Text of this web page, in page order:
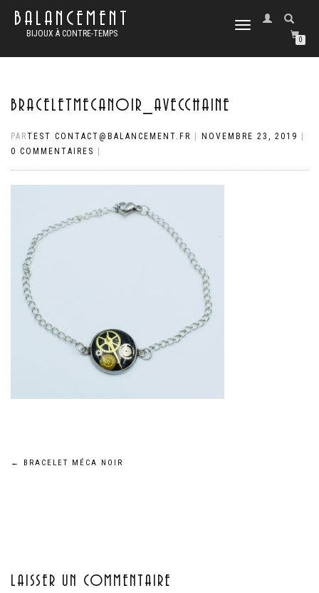
BALANCEMENT
BIJOUX À CONTRE-TEMPS
DÉPLIER
0
BRACELETMECANOIR_AVECCHAINE
PARTEST CONTACT@BALANCEMENT.FR NOVEMBRE 23, 2019
0 COMMENTAIRES
Navigation
← BRACELET MÉCA NOIR
LAISSER UN COMMENTAIRE